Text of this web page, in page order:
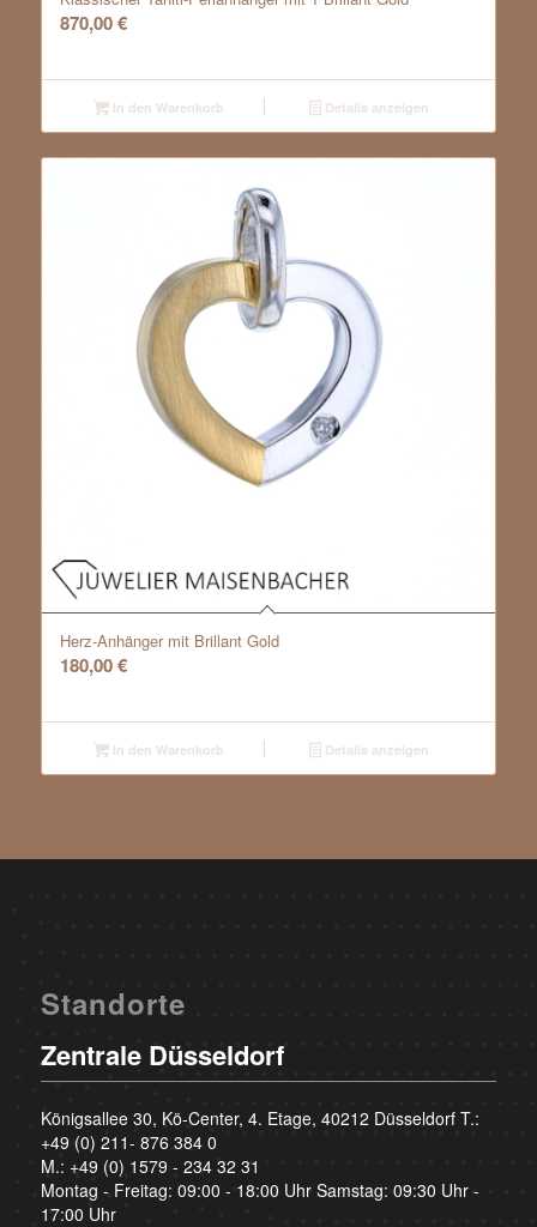
870,00€
In den Warenkorb Details anzeigen
Herz-Anhänger mit Brillant Gold
180,00€
In den Warenkorb Details anzeigen
Standorte
Zentrale Düsseldorf
Königsallee 30, Kö-Center, 4. Etage, 40212 Düsseldorf T.:
+49 (0) 211- 876 384 0
M.: +49 (0) 1579 - 234 32 31
Montag - Freitag: 09:00 - 18:00 Uhr Samstag: 09:30 Uhr -
17:00 Uhr